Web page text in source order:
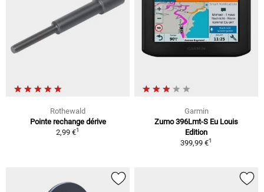
Rothewald
Pointe rechange dérive
2,99 €1
Garmin
Zumo 396Lmt-S Eu Louis
Edition
399,99 €1